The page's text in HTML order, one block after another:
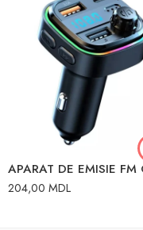
204,00 MDL